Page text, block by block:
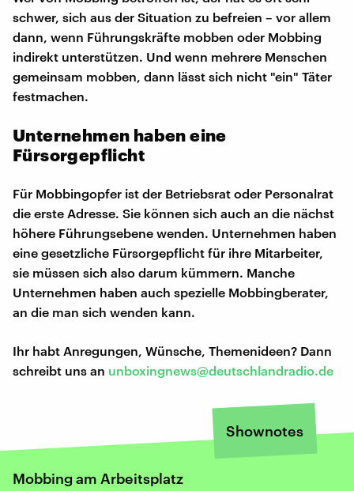
schwer, sich aus der Situation zu befreien – vor allem
dann, wenn Führungskräfte mobben oder Mobbing
indirekt unterstützen. Und wenn mehrere Menschen
gemeinsam mobben, dann lässt sich nicht "ein" Täter
festmachen.
Unternehmen haben eine
Fürsorgepflicht
Für Mobbingopfer ist der Betriebsrat oder Personalrat
die erste Adresse. Sie können sich auch an die nächst
höhere Führungsebene wenden. Unternehmen haben
eine gesetzliche Fürsorgepflicht für ihre Mitarbeiter,
sie müssen sich also darum kümmern. Manche
Unternehmen haben auch spezielle Mobbingberater,
an die man sich wenden kann.
Ihr habt Anregungen, Wünsche, Themenideen? Dann
schreibt uns an unboxingnews@deutschlandradio.de
Shownotes
Mobbing am Arbeitsplatz